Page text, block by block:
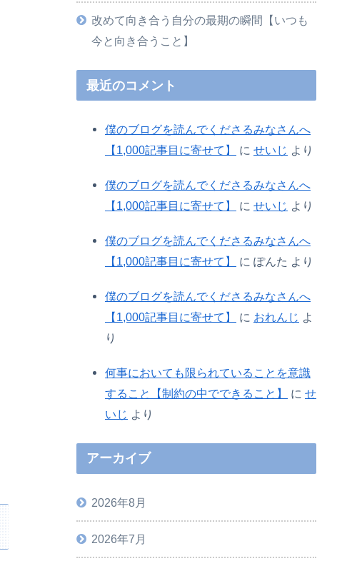
改めて向き合う自分の最期の瞬間【いつも
今と向き合うこと】
最近のコメント
僕のブログを読んでくださるみなさんへ
【1,000記事目に寄せて】
に せいじ より
僕のブログを読んでくださるみなさんへ
【1,000記事目に寄せて】
に せいじ より
僕のブログを読んでくださるみなさんへ
【1,000記事目に寄せて】
に ぽんた より
僕のブログを読んでくださるみなさんへ
【1,000記事目に寄せて】
に おれんじ よ
り
何事においても限られていることを意識
すること【制約の中でできること】
に せ
いじ より
アーカイブ
2026年8月
2026年7月